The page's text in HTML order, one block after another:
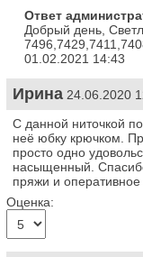
Ответ
Добрый день,
01.02.2021 14:43
Ирина 24.06.2020
С данной ниточкой
неё юбку крючком.
просто одно
насыщенный.
пряжи и
Оценка: